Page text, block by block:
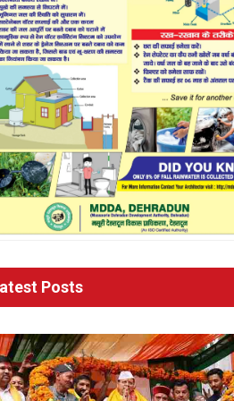
Posts